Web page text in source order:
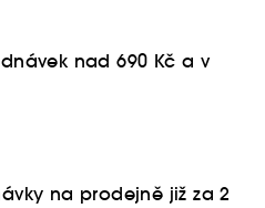
nad 690 Kč a v
na prodejně již za 2